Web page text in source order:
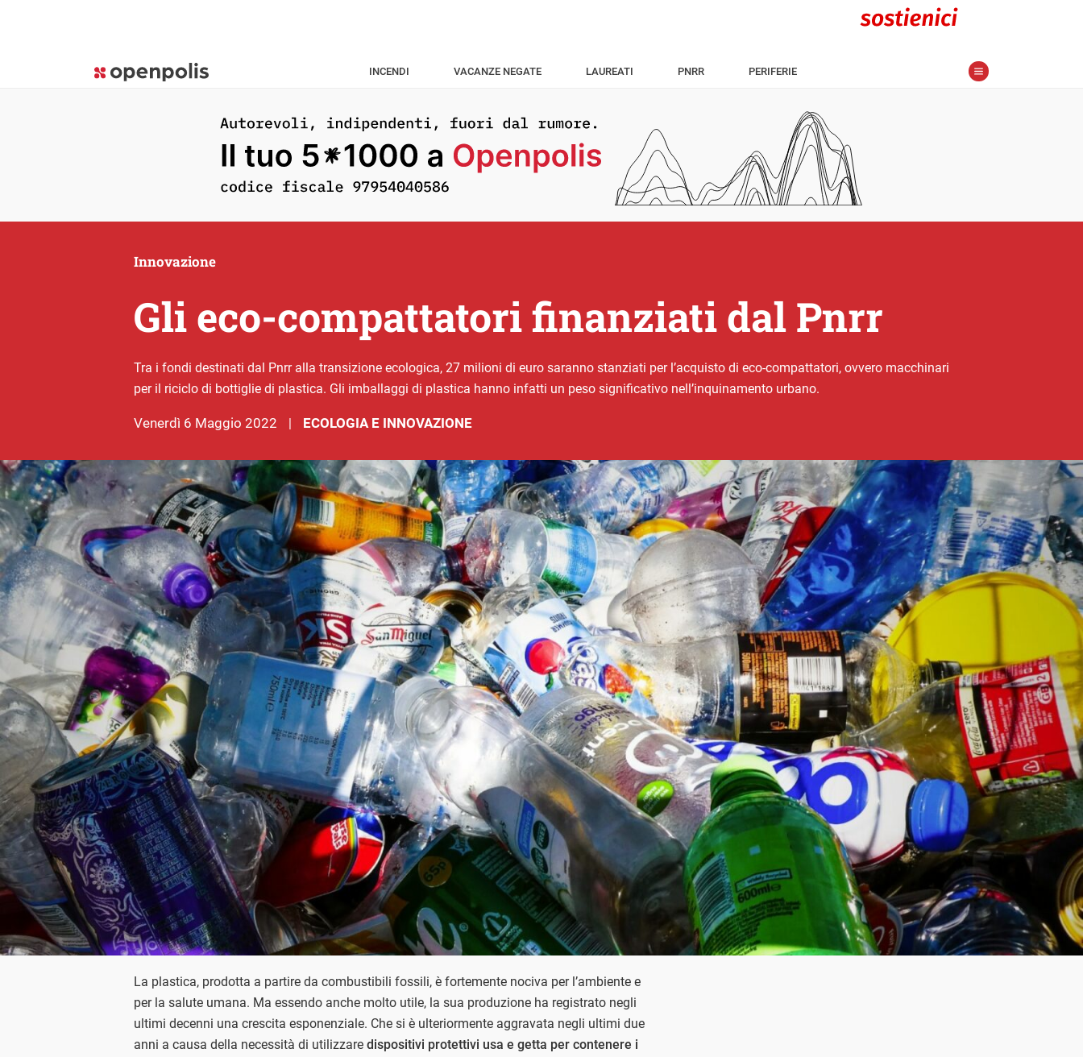
INCENDI VACANZE NEGATE LAUREATI PNRR PERIFERIE
Gli eco-compattatori finanziati dal Pnrr
Innovazione
Tra i fondi destinati dal Pnrr alla transizione ecologica, 27 milioni di euro saranno stanziati per l’acquisto di eco-compattatori, ovvero macchinari
per il riciclo di bottiglie di plastica. Gli imballaggi di plastica hanno infatti un peso significativo nell’inquinamento urbano.
venerdì 6 Maggio 2022 | ECOLOGIA E INNOVAZIONE
La plastica, prodotta a partire da combustibili fossili, è fortemente nociva per l’ambiente e
per la salute umana. Ma essendo anche molto utile, la sua produzione ha registrato negli
ultimi decenni una crescita esponenziale. Che si è ulteriormente aggravata negli ultimi due
anni a causa della necessità di utilizzare dispositivi protettivi usa e getta per contenere i